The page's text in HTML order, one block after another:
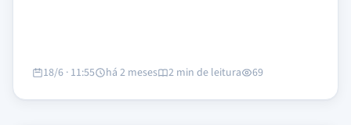
18/6 · 11:55 há 2 meses 2 min de leitura 69